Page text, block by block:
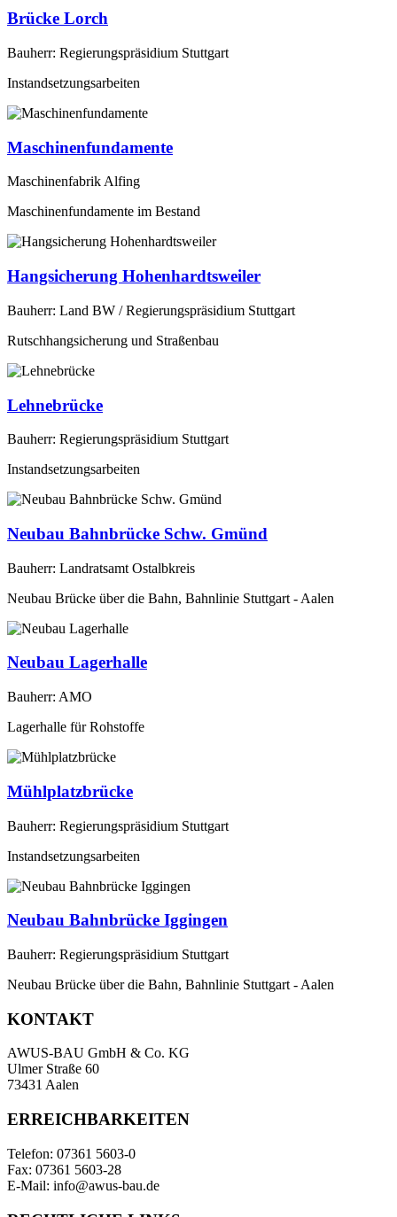
Brücke Lorch
Bauherr: Regierungspräsidium Stuttgart
Instandsetzungsarbeiten
Maschinenfundamente
Maschinenfabrik Alfing
Maschinenfundamente im Bestand
Hangsicherung Hohenhardtsweiler
Bauherr: Land BW / Regierungspräsidium Stuttgart
Rutschhangsicherung und Straßenbau
Lehnebrücke
Bauherr: Regierungspräsidium Stuttgart
Instandsetzungsarbeiten
Neubau Bahnbrücke Schw. Gmünd
Bauherr: Landratsamt Ostalbkreis
Neubau Brücke über die Bahn, Bahnlinie Stuttgart - Aalen
Neubau Lagerhalle
Bauherr: AMO
Lagerhalle für Rohstoffe
Mühlplatzbrücke
Bauherr: Regierungspräsidium Stuttgart
Instandsetzungsarbeiten
Neubau Bahnbrücke Iggingen
Bauherr: Regierungspräsidium Stuttgart
Neubau Brücke über die Bahn, Bahnlinie Stuttgart - Aalen
KONTAKT
AWUS-BAU GmbH & Co. KG
Ulmer Straße 60
73431 Aalen
ERREICHBARKEITEN
Telefon: 07361 5603-0
Fax: 07361 5603-28
E-Mail: info@awus-bau.de